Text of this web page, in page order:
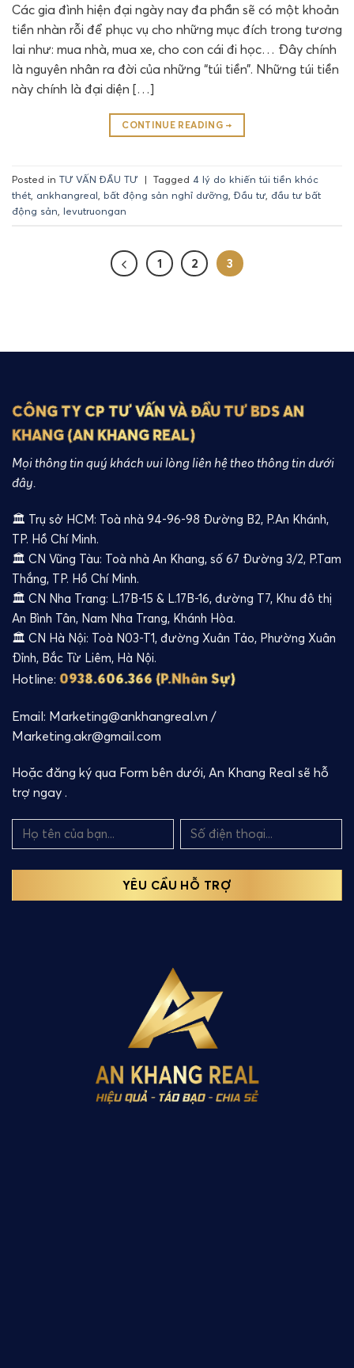
Các gia đình hiện đại ngày nay đa phần sẽ có một khoản
tiền nhàn rỗi để phục vụ cho những mục đích trong tương
lai như: mua nhà, mua xe, cho con cái đi học… Đây chính
là nguyên nhân ra đời của những “túi tiền”. Những túi tiền
này chính là đại diện […]
CONTINUE READING →
Posted in TƯ VẤN ĐẦU TƯ | Tagged 4 lý do khiến túi tiền khóc
thét ankhangreal bất động sản nghỉ dưỡng ,Đầu tư đầu tư bất
động sản levutruongan
1 2 3
CÔNG TY CP TƯ VẤN VÀ ĐẦU TƯ BDS AN
KHANG (AN KHANG REAL)
Mọi thông tin quý khách vui lòng liên hệ theo thông tin dưới
đây.
🏛️ Trụ sở HCM: Toà nhà 94-96-98 Đường B2, P.An Khánh,
TP. Hồ Chí Minh.
🏛️ CN Vũng Tàu: Toà nhà An Khang, số 67 Đường 3/2, P.Tam
Thắng, TP. Hồ Chí Minh.
🏛️ CN Nha Trang: L.17B-15 & L.17B-16, đường T7, Khu đô thị
An Bình Tân, Nam Nha Trang, Khánh Hòa.
🏛️ CN Hà Nội: Toà N03-T1, đường Xuân Tảo, Phường Xuân
Đỉnh, Bắc Từ Liêm, Hà Nội.
Hotline: 0938.606.366 (P.Nhân Sự)
Email: Marketing@ankhangreal.vn /
Marketing.akr@gmail.com
Hoặc đăng ký qua Form bên dưới, An Khang Real sẽ hỗ
trợ ngay .